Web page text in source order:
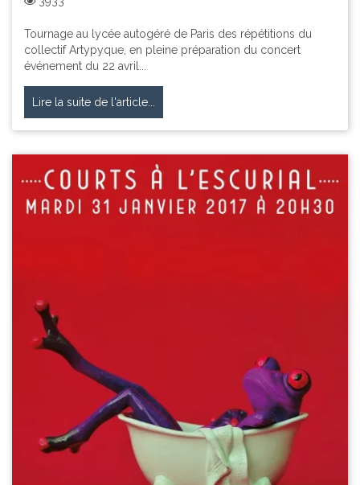
Tournage au lycée autogéré de Paris des répétitions du
collectif Artypyque, en pleine préparation du concert
événement du 22 avril...
Lire la suite de l'article...